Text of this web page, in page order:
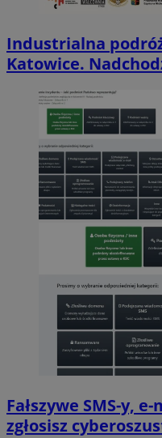
Industrialna
Katowice.
Fałszywe SMS-y,
zgłosisz